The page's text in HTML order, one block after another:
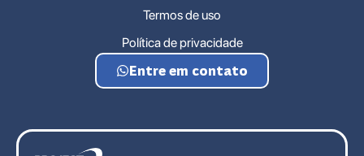
Termos de uso
Política de privacidade
Entre em contato